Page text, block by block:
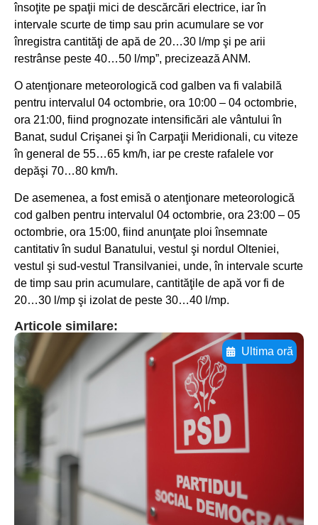
însoţite pe spaţii mici de descărcări electrice, iar în
intervale scurte de timp sau prin acumulare se vor
înregistra cantităţi de apă de 20…30 l/mp şi pe arii
restrânse peste 40…50 l/mp”, precizează ANM.
O atenţionare meteorologică cod galben va fi valabilă
pentru intervalul 04 octombrie, ora 10:00 – 04 octombrie,
ora 21:00, fiind prognozate intensificări ale vântului în
Banat, sudul Crişanei şi în Carpaţii Meridionali, cu viteze
în general de 55…65 km/h, iar pe creste rafalele vor
depăşi 70…80 km/h.
De asemenea, a fost emisă o atenţionare meteorologică
cod galben pentru intervalul 04 octombrie, ora 23:00 – 05
octombrie, ora 15:00, fiind anunţate ploi însemnate
cantitativ în sudul Banatului, vestul şi nordul Olteniei,
vestul şi sud-vestul Transilvaniei, unde, în intervale scurte
de timp sau prin acumulare, cantităţile de apă vor fi de
20…30 l/mp şi izolat de peste 30…40 l/mp.
Articole similare:
Ultima oră
Adaugă aici textul pentru
subtitluAdaugă aici
textul pentru
subtitluAdaugă aici
textul pentru
subtitluAdaugă aici
textul pentru subti